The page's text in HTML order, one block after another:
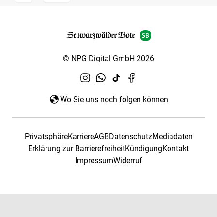
© NPG Digital GmbH 2026
Wo Sie uns noch folgen können
PrivatsphäreKarriereAGBDatenschutzMediadaten
Erklärung zur BarrierefreiheitKündigungKontakt
ImpressumWiderruf